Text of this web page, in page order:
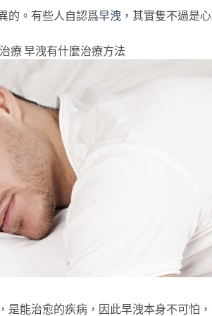
的。有些人自認爲早洩 ，其實隻不過是
療 早洩有什麼治療方法
是能治愈的疾病，因此早洩本身不可怕